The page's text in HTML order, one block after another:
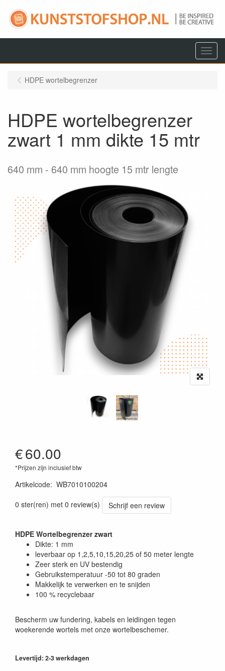
Menu
HDPE wortelbegrenzer
HDPE wortelbegrenzer
zwart 1 mm dikte 15 mtr
640 mm 640 mm hoogte 15 mtr lengte
€60.00
*Prijzen zijn inclusief btw
Artikelcode: WB7010100204
0 ster(ren) met 0 review(s)
Schrijf een review
HDPE Wortelbegrenzer zwart
Dikte: 1 mm
leverbaar op 1,2,5,10,15,20,25 of 50 meter lengte
Zeer sterk en UV bestendig
Gebruikstemperatuur -50 tot 80 graden
Makkelijk te verwerken en te snijden
100 % recyclebaar
Bescherm uw fundering, kabels en leidingen tegen
woekerende wortels met onze wortelbeschemer.
Levertijd: 2-3 werkdagen